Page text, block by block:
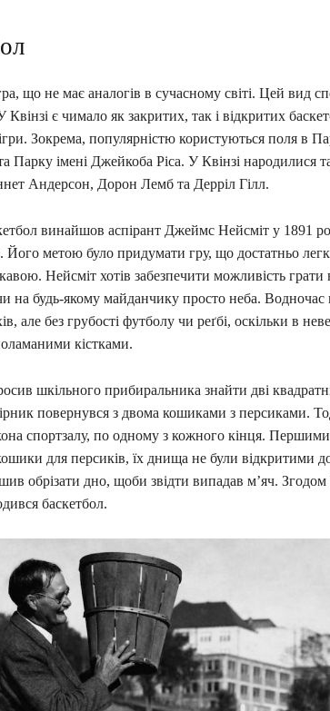
що не має аналогів в сучасному світі. Цей вид
Квінзі є чимало як закритих, так і відкритих
Зокрема, популярністю користуються поля в
Парку імені Джейкоба Ріса. У Квінзі народилися
Андерсон, Дорон Лемб та Дерріл Гілл.
винайшов аспірант Джеймс Нейсміт у 1891
Його метою було придумати гру, що достатньо
Нейсміт хотів забезпечити можливість грати
на будь-якому майданчику просто неба. Водночас
але без грубості футболу чи реґбі, оскільки в
кістками.
шкільного прибиральника знайти дві
повернувся з двома кошиками з персиками.
спортзалу, по одному з кожного кінця.
для персиків, їх днища не були відкритими
обрізати дно, щоби звідти випадав м’яч.
баскетбол.